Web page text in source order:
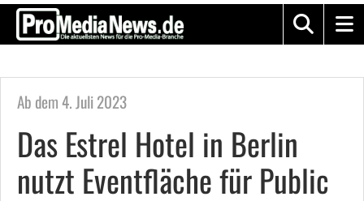
Ab dem 4. Juli 2023
Das Estrel Hotel in Berlin
nutzt Eventfläche für Public